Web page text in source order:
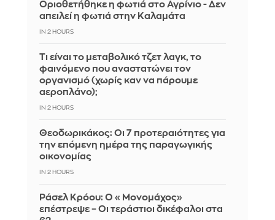
Οριοθετήθηκε η φωτιά στο Αγρίνιο - Δεν
απειλεί η φωτιά στην Καλαμάτα
IN 2 HOURS
Τι είναι το μεταβολικό τζετ λαγκ, το
φαινόμενο που αναστατώνει τον
οργανισμό (χωρίς καν να πάρουμε
αεροπλάνο);
IN 2 HOURS
Θεοδωρικάκος: Οι 7 προτεραιότητες για
την επόμενη ημέρα της παραγωγικής
οικονομίας
IN 2 HOURS
Ράσελ Κρόου: Ο «Μονομάχος»
επέστρεψε – Οι τεράστιοι δικέφαλοι στα